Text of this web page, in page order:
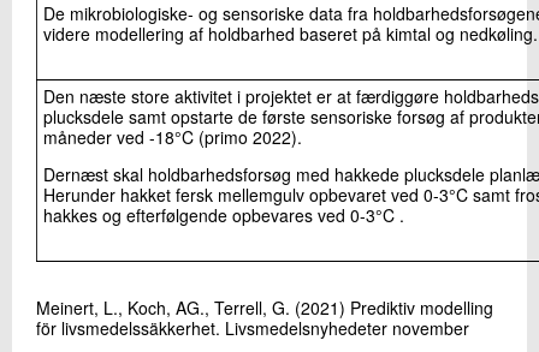
De mikrobiologiske- og sensoriske data fra
videre modellering af holdbarhed baseret på kimtal og nedkøling.
Den næste store aktivitet i projektet er at færdiggøre
plucksdele samt opstarte de første sensoriske forsøg af
måneder ved -18°C (primo 2022).
Dernæst skal holdbarhedsforsøg med hakkede plucksdele
Herunder hakket fersk mellemgulv opbevaret ved 0-3°C samt
hakkes og efterfølgende opbevares ved 0-3°C .
Meinert, L., Koch, AG., Terrell, G. (2021) Prediktiv modelling
för livsmedelssäkkerhet. Livsmedelsnyhedeter november